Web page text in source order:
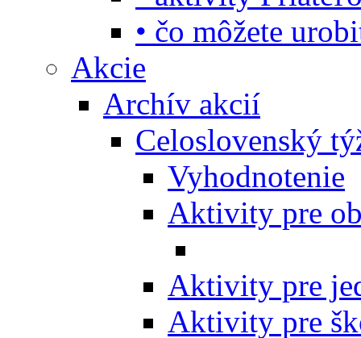
• čo môžete
Akcie
Archív akcií
Celoslovenský
Vyhodnotenie
Aktivity pre
Aktivity pre
Aktivity pre